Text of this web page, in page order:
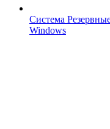
Система
Windows